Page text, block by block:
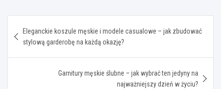
wpisu
Eleganckie koszule męskie i modele casualowe – jak zbudować
stylową garderobę na każdą okazję?
Garnitury męskie ślubne – jak wybrać ten jedyny na
najważniejszy dzień w życiu?